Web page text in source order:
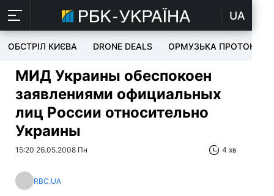
UA
ОБСТРІЛ КИЄВА DRONE DEALS ОРМУЗЬКА ПРОТОКА
МИД Украины обеспокоен
заявлениями официальных
лиц России относительно
Украины
15:20 26.05.2008 Пн 4 хв
RBC.UA